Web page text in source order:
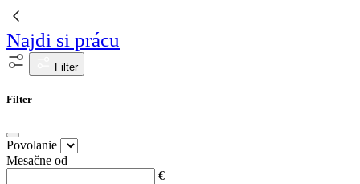
Najdi si prácu
Filter
Filter
Povolanie
Mesačne od
€